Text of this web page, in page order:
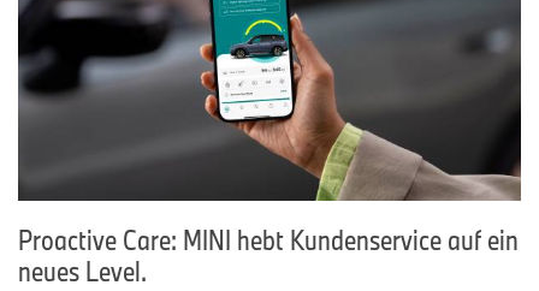
Proactive Care: MINI hebt Kundenservice auf ein
neues Level.